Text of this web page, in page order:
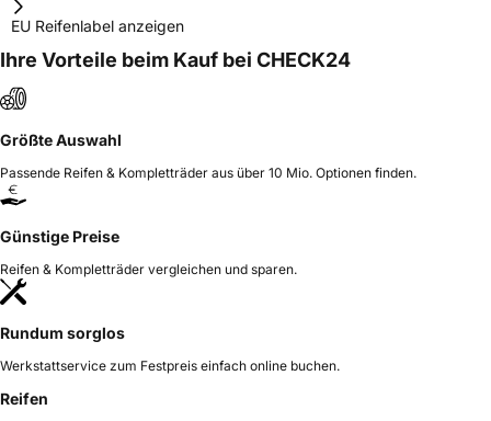
EU Reifenlabel anzeigen
Ihre Vorteile beim Kauf bei CHECK24
Größte Auswahl
Passende Reifen & Kompletträder aus über 10 Mio. Optionen finden.
Günstige Preise
Reifen & Kompletträder vergleichen und sparen.
Rundum sorglos
Werkstattservice zum Festpreis einfach online buchen.
Reifen